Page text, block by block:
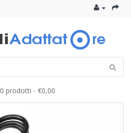
0 prodotti - €0,00